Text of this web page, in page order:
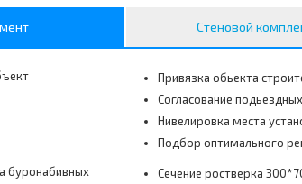
Стеновой
Привязка обьекта
Согласование
Нивелировка места
Подбор оптимального
буронабивных
Сечение ростверка